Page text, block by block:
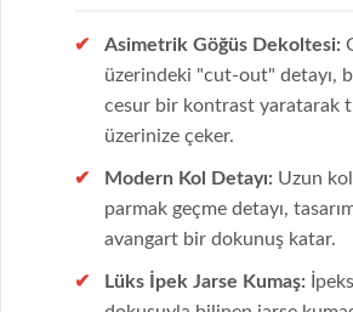
Asimetrik Göğüs Dekoltesi:
üzerindeki "cut-out" detayı,
cesur bir kontrast yaratarak
üzerinize çeker.
Modern Kol Detayı: Uzun
parmak geçme detayı,
avangart bir dokunuş katar.
Lüks İpek Jarse Kumaş: